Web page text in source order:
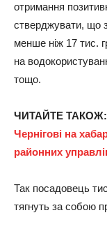
отримання
стверджувати, що
менше ніж 17 тис.
на
тощо.
ЧИТАЙТЕ ТАКОЖ:
Чернігові на
районних
Так посадовець
тягнуть за собою